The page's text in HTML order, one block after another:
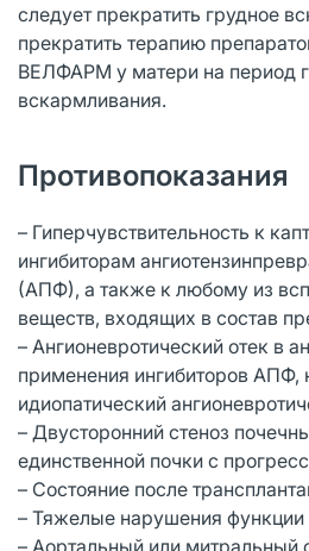
следует прекратить грудное
прекратить терапию
ВЕЛФАРМ у матери на период
вскармливания.
Противопоказания
– Гиперчувствительность к
ингибиторам
(АПФ), а также к любому из
веществ, входящих в состав
– Ангионевротический отек в
применения ингибиторов АПФ,
идиопатический
– Двусторонний стеноз
единственной почки с
– Состояние после
– Тяжелые нарушения функции
– Аортальный или митральный